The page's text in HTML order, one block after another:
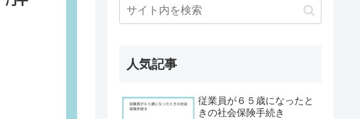
人気記事
従業員が６５歳になったと
きの社会保険手続き